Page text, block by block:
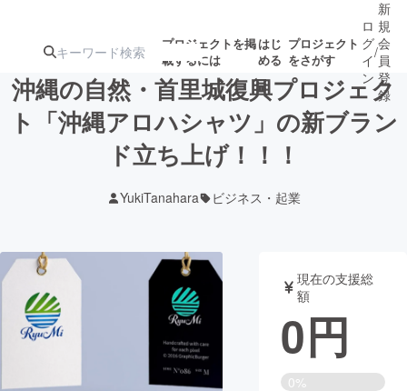
プロジェクトを掲
載するには
はじ
める
プロジェクト
をさがす
注目のリ 注目の新着プロ募集終了が近いプ
テクノロジー・ガジェット
書籍・雑誌
ロ
グ
イ
ン
/
新
規
会
員
登
録
沖縄の自然・首里城復興プロジェク
ト「沖縄アロハシャツ」の新ブラン
ド立ち上げ！！！
YukiTanahara ビジネス・起業
現在の支援総
額
0円
0%